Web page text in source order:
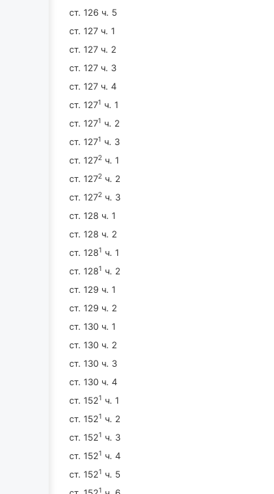
ст. 126 ч. 5
ст. 127 ч. 1
ст. 127 ч. 2
ст. 127 ч. 3
ст. 127 ч. 4
ст. 1271 ч. 1
ст. 1271 ч. 2
ст. 1271 ч. 3
ст. 1272 ч. 1
ст. 1272 ч. 2
ст. 1272 ч. 3
ст. 128 ч. 1
ст. 128 ч. 2
ст. 1281 ч. 1
ст. 1281 ч. 2
ст. 129 ч. 1
ст. 129 ч. 2
ст. 130 ч. 1
ст. 130 ч. 2
ст. 130 ч. 3
ст. 130 ч. 4
ст. 1521 ч. 1
ст. 1521 ч. 2
ст. 1521 ч. 3
ст. 1521 ч. 4
ст. 1521 ч. 5
1